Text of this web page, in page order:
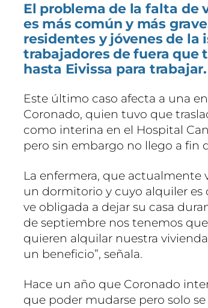
El problema de la falta de
es más común y más
residentes y jóvenes de la
trabajadores de fuera que
hasta Eivissa para trabajar.
Este último caso afecta a una
Coronado, quien tuvo que
como interina en el Hospital
pero sin embargo no llego a fin
La enfermera, que actualmente
un dormitorio y cuyo alquiler es
ve obligada a dejar su casa
de septiembre nos tenemos
quieren alquilar nuestra
un beneficio”, señala.
Hace un año que Coronado
que poder mudarse pero solo